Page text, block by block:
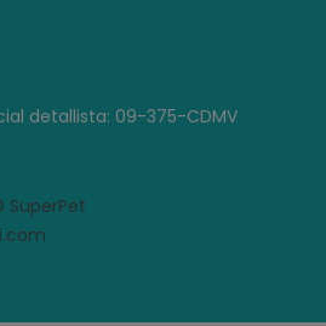
detallista: 09-375-CDMV
SuperPet